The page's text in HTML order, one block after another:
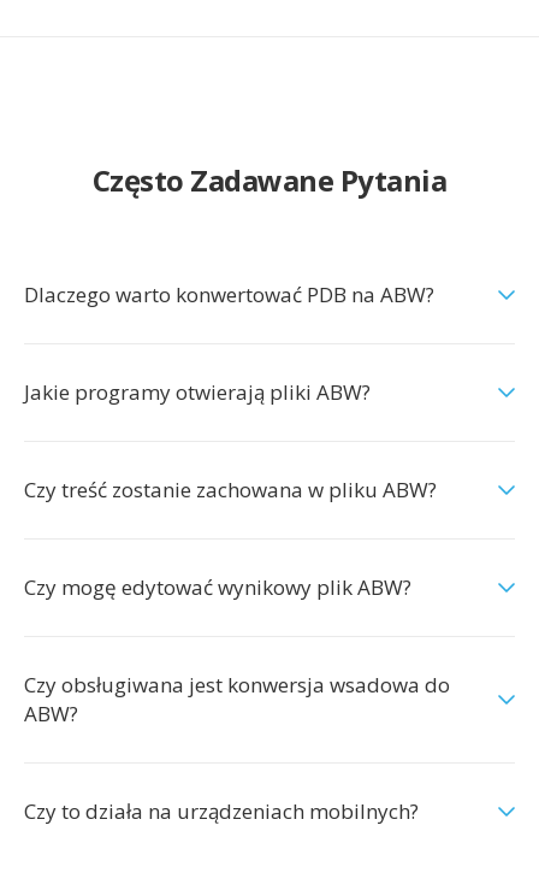
Często Zadawane Pytania
Dlaczego warto konwertować PDB na ABW?
Jakie programy otwierają pliki ABW?
Czy treść zostanie zachowana w pliku ABW?
Czy mogę edytować wynikowy plik ABW?
Czy obsługiwana jest konwersja wsadowa do
ABW?
Czy to działa na urządzeniach mobilnych?